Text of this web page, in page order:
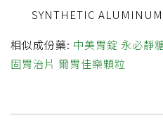
SYNTHETIC
相似成份藥: 中美胃錠 永必靜
固胃治片 爾胃佳樂顆粒